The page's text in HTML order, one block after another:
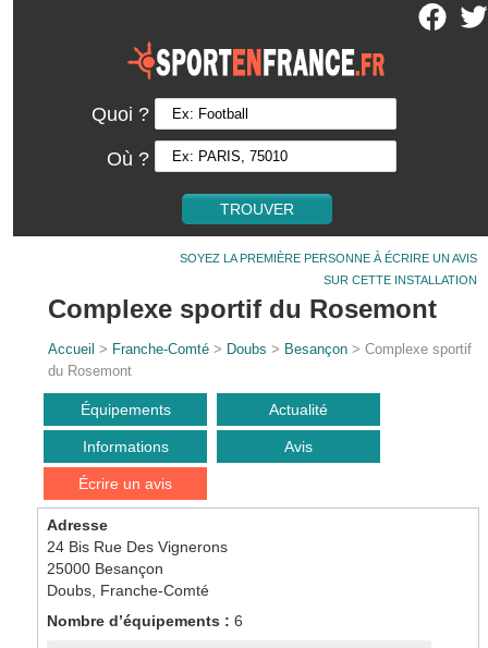
Quoi ?
Où ?
SOYEZ LA PREMIÈRE PERSONNE À ÉCRIRE UN AVIS
SUR CETTE INSTALLATION
Complexe sportif du Rosemont
Accueil > Franche-Comté > Doubs > Besançon > Complexe sportif
du Rosemont
Équipements Actualité
Informations Avis
Écrire un avis
Adresse
24 Bis Rue Des Vignerons
25000 Besançon
Doubs, Franche-Comté
Nombre d’équipements :6